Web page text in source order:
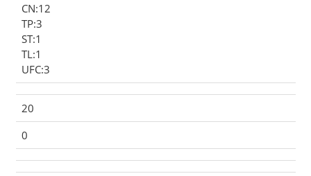
CN:12
TP:3
ST:1
TL:1
UFC:3
20
0